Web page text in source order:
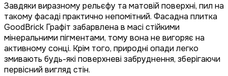
Завдяки виразному рельєфу та матовій поверхні, пил на
такому фасаді практично непомітний. Фасадна плитка
GoodBrick Графіт забарвлена в масі стійкими
мінеральними пігментами, тому вона не вигоряє на
активному сонці. Крім того, природні опади легко
змивають будь-які поверхневі забруднення, зберігаючи
первісний вигляд стін.